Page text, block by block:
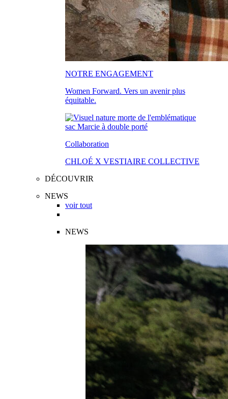
NOTRE ENGAGEMENT
Women Forward. Vers un avenir plus
équitable.
Collaboration
CHLOÉ X VESTIAIRE COLLECTIVE
DÉCOUVRIR
NEWS
voir tout
NEWS